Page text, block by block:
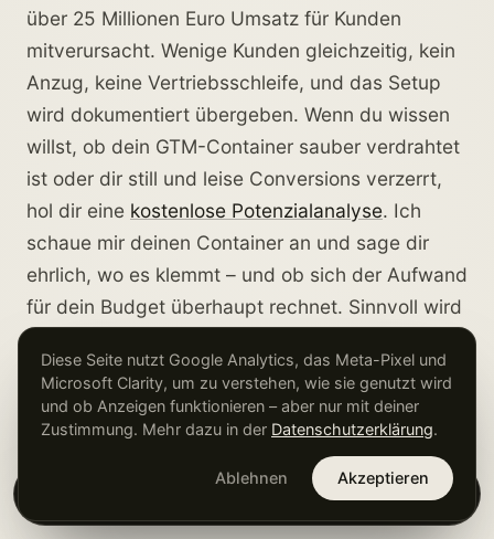
über 25 Millionen Euro Umsatz für Kunden
mitverursacht. Wenige Kunden gleichzeitig, kein
Anzug, keine Vertriebsschleife, und das Setup
wird dokumentiert übergeben. Wenn du wissen
willst, ob dein GTM-Container sauber verdrahtet
ist oder dir still und leise Conversions verzerrt,
hol dir eine kostenlose Potenzialanalyse. Ich
schaue mir deinen Container an und sage dir
ehrlich, wo es klemmt – und ob sich der Aufwand
für dein Budget überhaupt rechnet. Sinnvoll wird
monatlichem Werbebudget.
Diese Seite nutzt Google Analytics, das Meta-Pixel und
Microsoft Clarity, um zu verstehen, wie sie genutzt wird
und ob Anzeigen funktionieren – aber nur mit deiner
Zustimmung. Mehr dazu in der Datenschutzerklärung.
Ablehnen Akzeptieren
×